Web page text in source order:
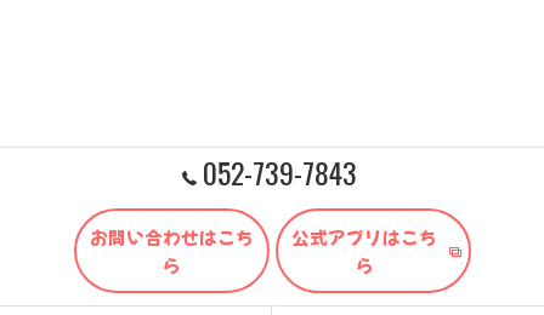
052-739-7843
お問い合わせはこち
ら
公式アプリはこち
ら